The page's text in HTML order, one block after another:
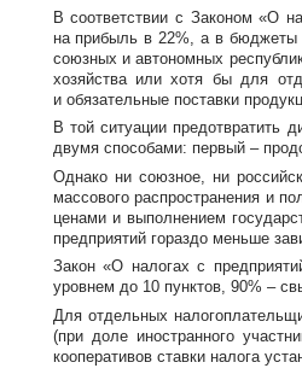
В соответствии с Законом «О
на прибыль в 22%, а в бюджеты
союзных и автономных
хозяйства или хотя бы для
и обязательные поставки
В той ситуации
двумя способами: первый –
Однако ни союзное, ни
массового распространения и
ценами и выполнением
предприятий гораздо меньше
Закон «О налогах с
уровнем до 10 пунктов, 90% –
Для отдельных
(при доле иностранного
кооперативов ставки налога